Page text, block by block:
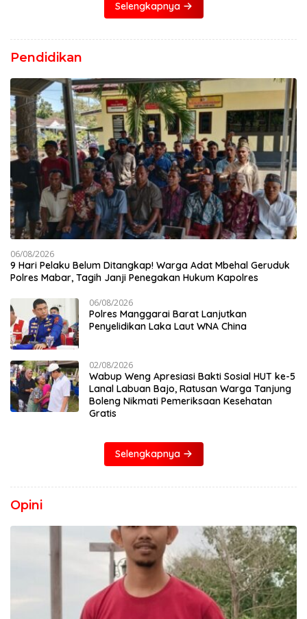
Selengkapnya
Pendidikan
06/08/2026
9 Hari Pelaku Belum Ditangkap! Warga Adat Mbehal Geruduk
Polres Mabar, Tagih Janji Penegakan Hukum Kapolres
06/08/2026
Polres Manggarai Barat Lanjutkan
Penyelidikan Laka Laut WNA China
02/08/2026
Wabup Weng Apresiasi Bakti Sosial HUT ke-5
Lanal Labuan Bajo, Ratusan Warga Tanjung
Boleng Nikmati Pemeriksaan Kesehatan
Gratis
Selengkapnya
Opini